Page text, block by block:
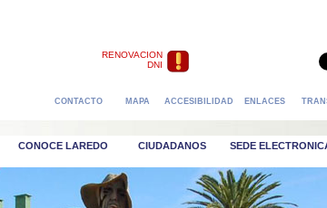
RENOVACION
DNI
CONTACTO MAPA ACCESIBILIDAD ENLACES
CONOCE LAREDO CIUDADANOS SEDE